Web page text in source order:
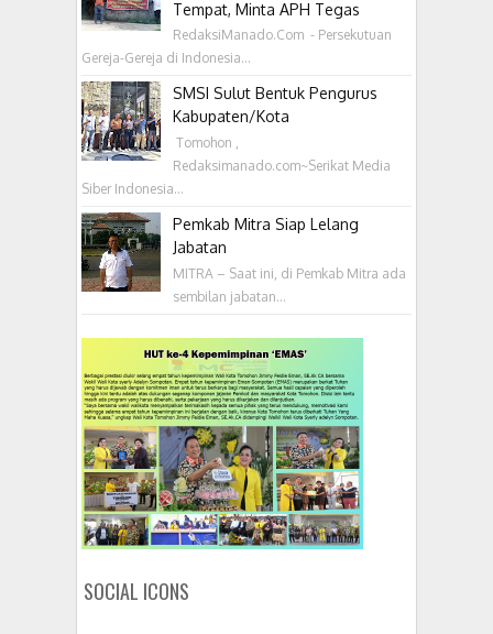
Tempat, Minta APH Tegas
RedaksiManado.Com - Persekutuan
Gereja-Gereja di Indonesia...
SMSI Sulut Bentuk Pengurus
Kabupaten/Kota
‎ Tomohon ,
Redaksimanado.com~Serikat Media
Siber Indonesia...
Pemkab Mitra Siap Lelang
Jabatan
MITRA – Saat ini, di Pemkab Mitra ada
sembilan jabatan...
SOCIAL ICONS